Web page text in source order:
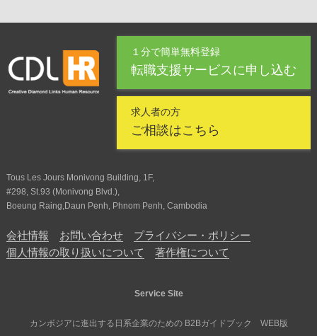
１分で簡単無料登録
転職支援サービスに申し込む
求人者の方
ご相談はこちら
Tous Les Jours Monivong Building, 1F,
#298, St.93 (Monivong Blvd.),
Boeung Raing,Daun Penh, Phnom Penh, Cambodia
会社情報 お問い合わせ
プライバシー・ポリシー
個人情報の取り扱いについて
著作権について
Service Site
カンボジアに進出する日系企業のための B2Bガイドブック WEB版